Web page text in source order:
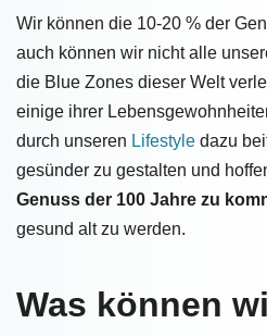
Wir können die 10-20 % der
auch können wir nicht alle
die Blue Zones dieser Welt
einige ihrer
durch unseren Lifestyle dazu
gesünder zu gestalten und
Genuss der 100 Jahre zu
gesund alt zu werden.
Was können